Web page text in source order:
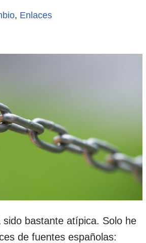
, Enlaces
sido bastante atípica. Solo he
de fuentes españolas: